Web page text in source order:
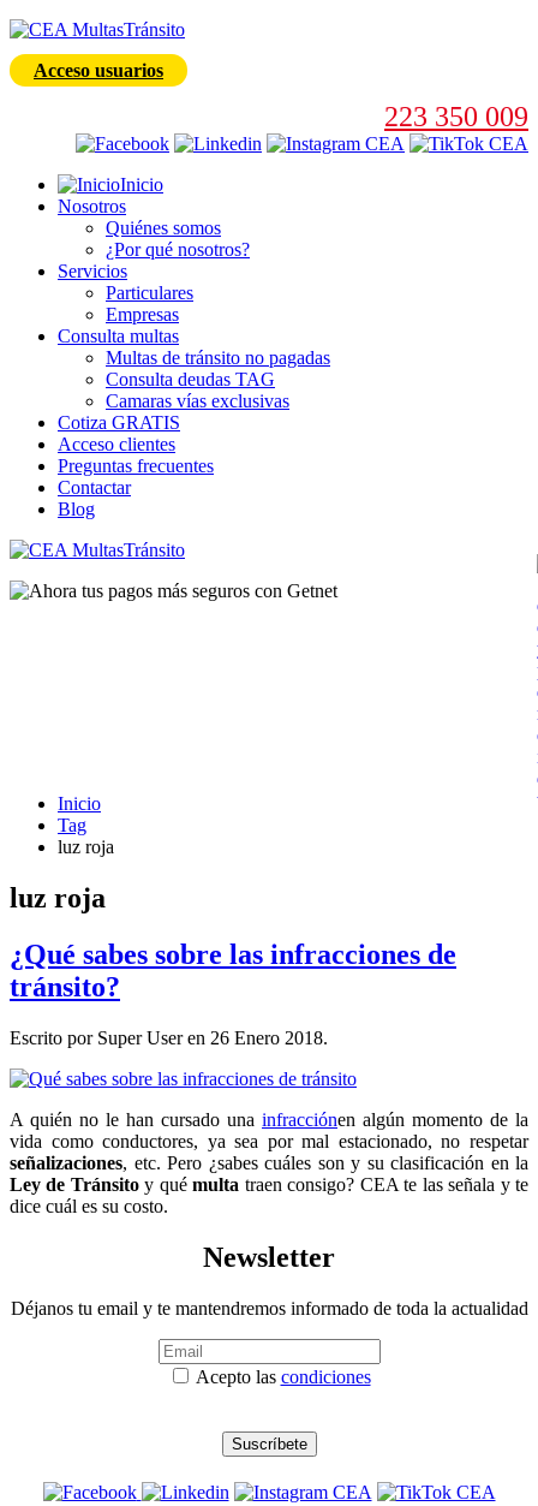
Acceso usuarios
223 350 009
Inicio
Nosotros
Quiénes somos
¿Por qué nosotros?
Servicios
Particulares
Empresas
Consulta multas
Multas de tránsito no pagadas
Consulta deudas TAG
Camaras vías exclusivas
Cotiza GRATIS
Acceso clientes
Preguntas frecuentes
Contactar
Blog
Inicio
Tag
luz roja
luz roja
¿Qué sabes sobre las infracciones de
tránsito?
Escrito por Super User en 26 Enero 2018.
A quién no le han cursado una infracciónen algún momento de la
vida como conductores, ya sea por mal estacionado, no respetar
señalizaciones, etc. Pero ¿sabes cuáles son y su clasificación en la
Ley de Tránsitoy quémulta traen consigo? CEA te las señala y te
dice cuál es su costo.
Newsletter
Déjanos tu email y te mantendremos informado de toda la actualidad
Acepto las condiciones